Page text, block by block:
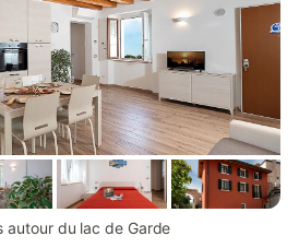
autour du lac de Garde